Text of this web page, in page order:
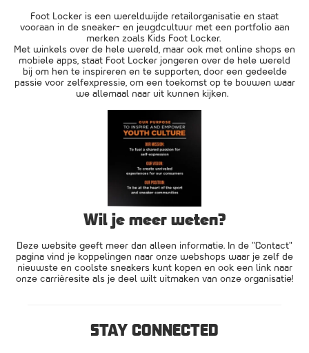
Foot Locker is een wereldwijde retailorganisatie en staat
vooraan in de sneaker- en jeugdcultuur met een portfolio aan
merken zoals Kids Foot Locker.
Met winkels over de hele wereld, maar ook met online shops en
mobiele apps, staat Foot Locker jongeren over de hele wereld
bij om hen te inspireren en te supporten, door een gedeelde
passie voor zelfexpressie, om een toekomst op te bouwen waar
we allemaal naar uit kunnen kijken.
Wil je meer weten?
Deze website geeft meer dan alleen informatie. In de "Contact"
pagina vind je koppelingen naar onze webshops waar je zelf de
nieuwste en coolste sneakers kunt kopen en ook een link naar
onze carrièresite als je deel wilt uitmaken van onze organisatie!
STAY CONNECTED